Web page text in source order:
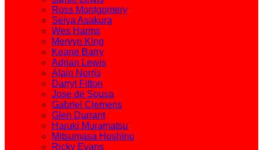
Ross Montgomery
Seiya Asakura
Wes Harms
Mervyn King
Keane Barry
Adrian Lewis
Alain Norris
Darryl Fitton
Jose de Sousa
Gabriel Clemens
Glen Durrant
Haruki Muramatsu
Mitsumasa Hoshino
Ricky Evans